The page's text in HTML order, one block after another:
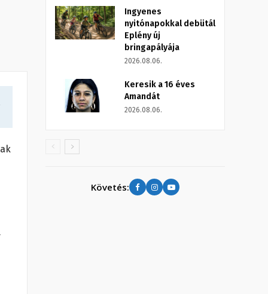
Ingyenes
nyitónapokkal debütál
Eplény új
bringapályája
2026.08.06.
Keresik a 16 éves
Amandát
2026.08.06.
Követés: